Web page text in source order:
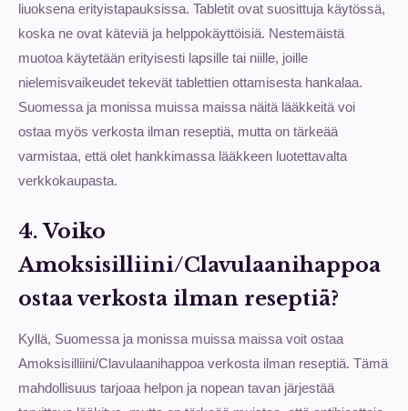
liuoksena erityistapauksissa. Tabletit ovat suosittuja käytössä,
koska ne ovat käteviä ja helppokäyttöisiä. Nestemäistä
muotoa käytetään erityisesti lapsille tai niille, joille
nielemisvaikeudet tekevät tablettien ottamisesta hankalaa.
Suomessa ja monissa muissa maissa näitä lääkkeitä voi
ostaa myös verkosta ilman reseptiä, mutta on tärkeää
varmistaa, että olet hankkimassa lääkkeen luotettavalta
verkkokaupasta.
4. Voiko
Amoksisilliini/Clavulaanihappoa
ostaa verkosta ilman reseptiä?
Kyllä, Suomessa ja monissa muissa maissa voit ostaa
Amoksisilliini/Clavulaanihappoa verkosta ilman reseptiä. Tämä
mahdollisuus tarjoaa helpon ja nopean tavan järjestää